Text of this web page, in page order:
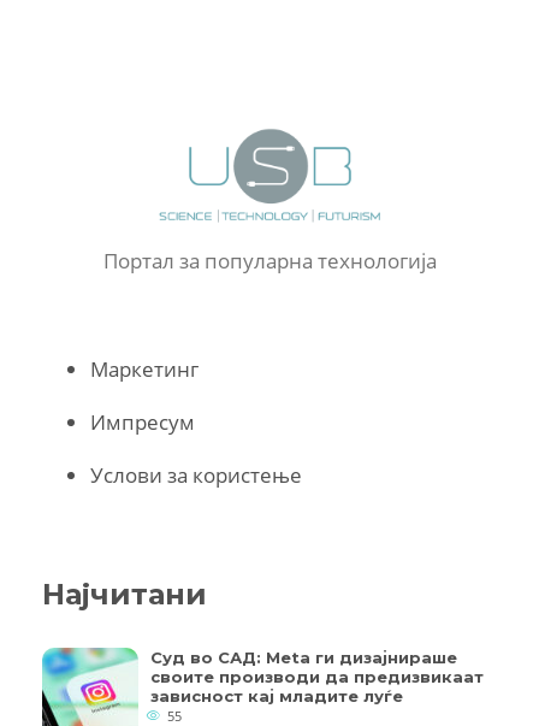
Портал за популарна технологија
Маркетинг
Импресум
Услови за користење
Најчитани
Суд во САД: Meta ги дизајнираше
своите производи да предизвикаат
зависност кај младите луѓе
55